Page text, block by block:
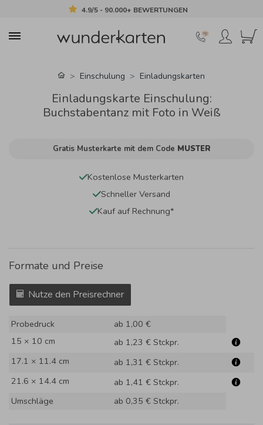
4.9/5 - 90.000+ BEWERTUNGEN
Einschulung Einladungskarten
Einladungskarte Einschulung:
Buchstabentanz mit Foto in Weiß
Gratis Musterkarte mit dem Code MUSTER
Kostenlose Musterkarten
Schneller Versand
Kauf auf Rechnung*
Formate und Preise
Nutze den Preisrechner
Probedruck
ab 1,00 €
15 × 10 cm
ab 1,23 € Stckpr.
17.1 × 11.4 cm
ab 1,31 € Stckpr.
21.6 × 14.4 cm
ab 1,41 € Stckpr.
Umschläge
ab 0,35 € Stckpr.